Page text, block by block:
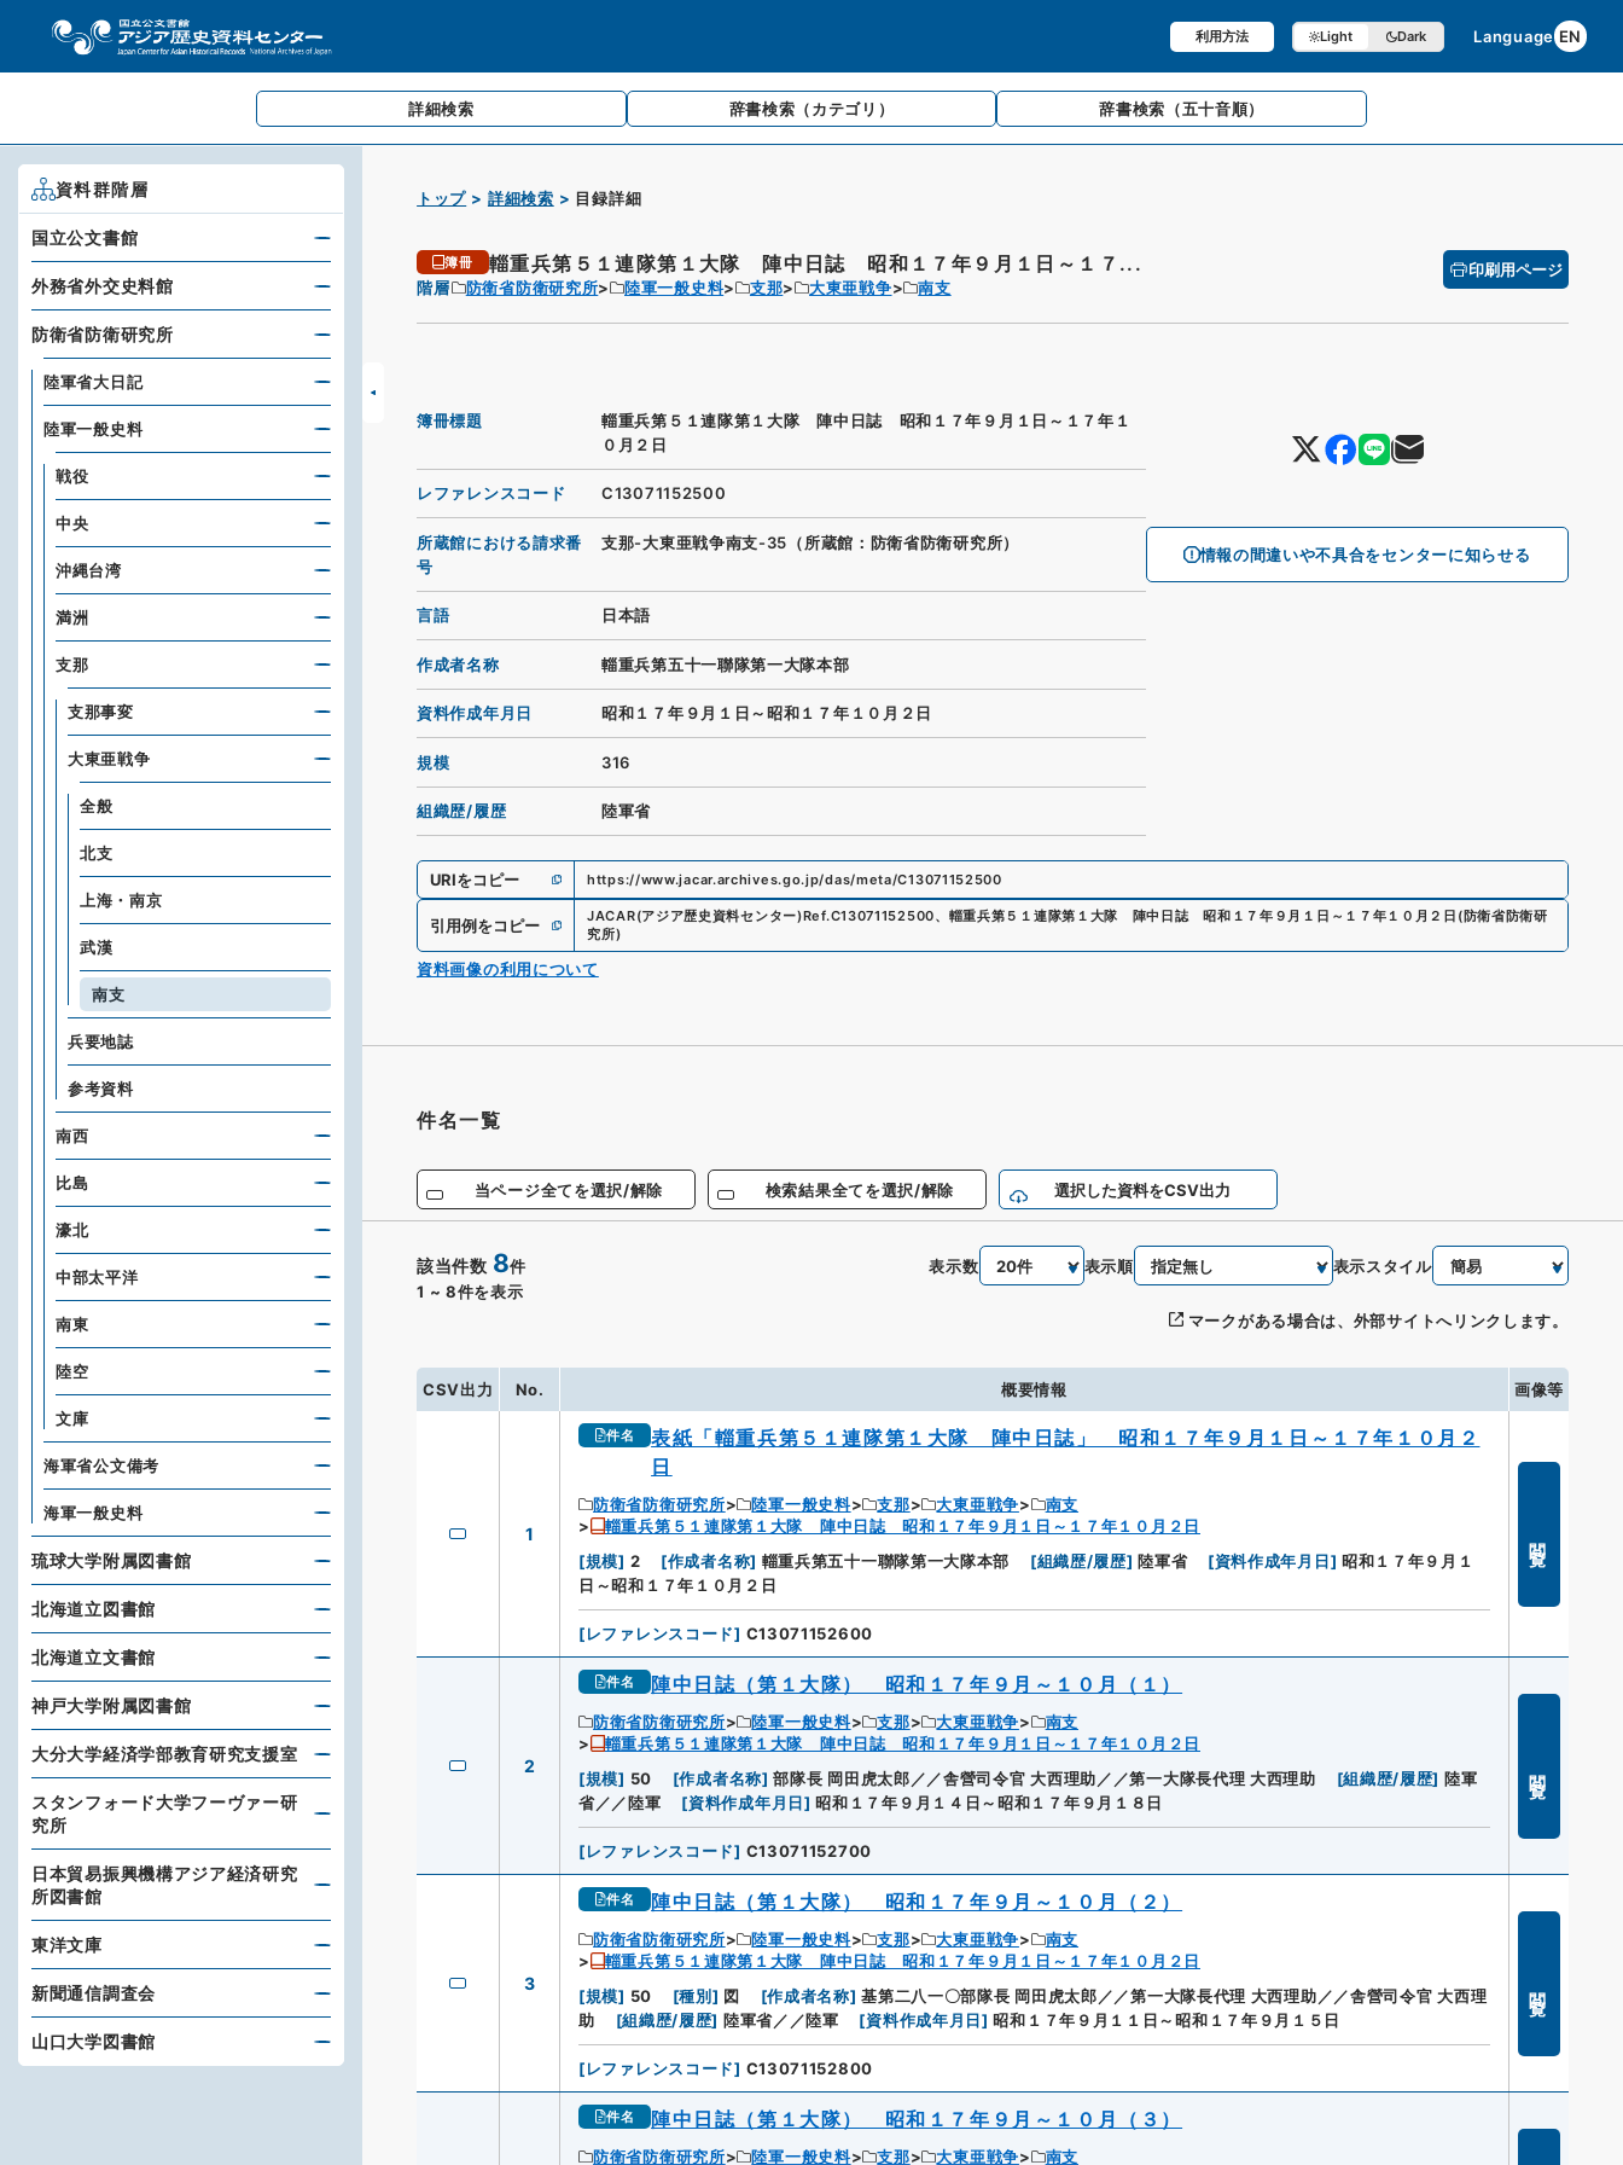
利用方法 Light Dark Language EN
詳細検索 辞書検索 （カテゴリ） 辞書検索 （五十音順）
トップ 詳細検索 目録詳細
簿冊 輜重兵第５１連隊第１大隊 陣中日誌 昭和１７年９月１日～１７...
階層 防衛省防衛研究所 陸軍一般史料 支那 大東亜戦争 南支
印刷用ページ
情報の間違いや不具合をセンターに知らせる
簿冊標題
輜重兵第５１連隊第１大隊 陣中日誌 昭和１７年９月１日～１７年１
０月２日
レファレンスコード C13071152500
所蔵館における請求番
号
支那-大東亜戦争南支-35（所蔵館：防衛省防衛研究所）
言語 日本語
作成者名称 輜重兵第五十一聯隊第一大隊本部
資料作成年月日 昭和１７年９月１日～昭和１７年１０月２日
規模 316
組織歴/履歴 陸軍省
URIをコピー https://www.jacar.archives.go.jp/das/meta/C13071152500
引用例をコピー JACAR(アジア歴史資料センター)Ref.C13071152500、 輜重兵第５１連隊第１大隊 陣中日誌 昭和１７年９月１日～１７年１０月２日 ( 防衛省防衛研
究所)
資料画像の利用について
件名一覧
当ページ全てを選択/解除 検索結果全てを選択/解除 選択した資料をCSV出力
該当件数 8件
1 ~ 8件を表示
表示数 表示順 表示スタイル
マークがある場合は、外部サイトへリンクします。
CSV出力 No. 概要情報 画像等
1
件名
表紙「輜重兵第５１連隊第１大隊 陣中日誌」 昭和１７年９月１日～１７年１０月２
日
防衛省防衛研究所 陸軍一般史料 支那 大東亜戦争
南支
輜重兵第５１連隊第１大隊 陣中日誌 昭和１７年９月１日～１７年１０月２日
[規模] 2 [作成者名称] 輜重兵第五十一聯隊第一大隊本部 [組織歴/履歴] 陸軍省 [資料作成年月日] 昭和１７年９月１
日～昭和１７年１０月２日
[レファレンスコード] C13071152600
2
件名 陣中日誌（第１大隊） 昭和１７年９月～１０月（１）
防衛省防衛研究所 陸軍一般史料 支那 大東亜戦争
南支
輜重兵第５１連隊第１大隊 陣中日誌 昭和１７年９月１日～１７年１０月２日
[規模] 50 [作成者名称] 部隊長 岡田虎太郎／／舎營司令官 大西理助／／第一大隊長代理 大西理助 [組織歴/履歴] 陸軍
省／／陸軍
[資料作成年月日] 昭和１７年９月１４日～昭和１７年９月１８日
[レファレンスコード] C13071152700
3
件名 陣中日誌（第１大隊） 昭和１７年９月～１０月（２）
防衛省防衛研究所 陸軍一般史料 支那 大東亜戦争
南支
輜重兵第５１連隊第１大隊 陣中日誌 昭和１７年９月１日～１７年１０月２日
[規模] 50 [種別 ] 図 [作成者名称] 基第二八一〇部隊長 岡田虎太郎／／第一大隊長代理 大西理助／／舎營司令官 大西理
助
[組織歴/履歴] 陸軍省／／陸軍 [資料作成年月日] 昭和１７年９月１１日～昭和１７年９月１５日
[レファレンスコード] C13071152800
件名 陣中日誌（第１大隊） 昭和１７年９月～１０月（３）
防衛省防衛研究所 陸軍一般史料 支那 大東亜戦争
南支
資料群階層
国立公文書館
外務省外交史料館
防衛省防衛研究所
陸軍省大日記
陸軍一般史料
戦役
中央
沖縄台湾
満洲
支那
支那事変
大東亜戦争
全般
北支
上海・南京
武漢
南支
兵要地誌
参考資料
南西
比島
濠北
中部太平洋
南東
陸空
文庫
海軍省公文備考
海軍一般史料
琉球大学附属図書館
北海道立図書館
北海道立文書館
神戸大学附属図書館
大分大学経済学部教育研究支援室
スタンフォード大学フーヴァー研
究所
日本貿易振興機構アジア経済研究
所図書館
東洋文庫
新聞通信調査会
山口大学図書館